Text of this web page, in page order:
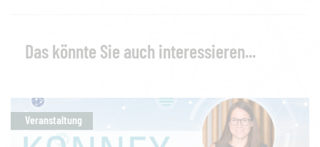
Das könnte Sie auch interessieren...
Veranstaltung